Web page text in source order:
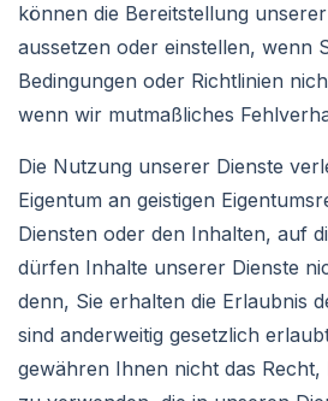
können die Bereitstellung
aussetzen oder einstellen, wenn
Bedingungen oder Richtlinien
wenn wir mutmaßliches
Die Nutzung unserer Dienste
Eigentum an geistigen
Diensten oder den Inhalten, auf
dürfen Inhalte unserer Dienste
denn, Sie erhalten die Erlaubnis
sind anderweitig gesetzlich
gewähren Ihnen nicht das